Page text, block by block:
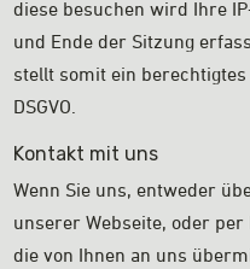
diese besuchen wird Ihre
und Ende der Sitzung
stellt somit ein
DSGVO.
Kontakt mit uns
Wenn Sie uns, entweder
unserer Webseite, oder
die von Ihnen an uns